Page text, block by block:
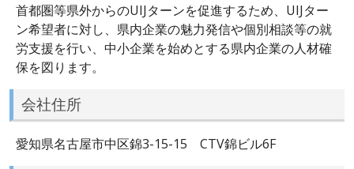
首都圏等県外からのUIJターンを促進するため、UIJター
ン希望者に対し、県内企業の魅力発信や個別相談等の就
労支援を行い、中小企業を始めとする県内企業の人材確
保を図ります。
会社住所
愛知県名古屋市中区錦3-15-15 CTV錦ビル6F